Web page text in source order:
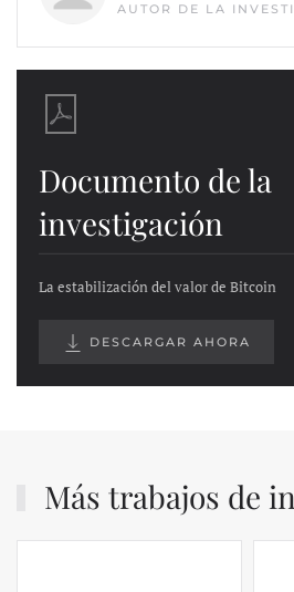
AUTOR DE LA
Documento de la
investigación
La estabilización del valor de Bitcoin
DESCARGAR AHORA
Más trabajos de